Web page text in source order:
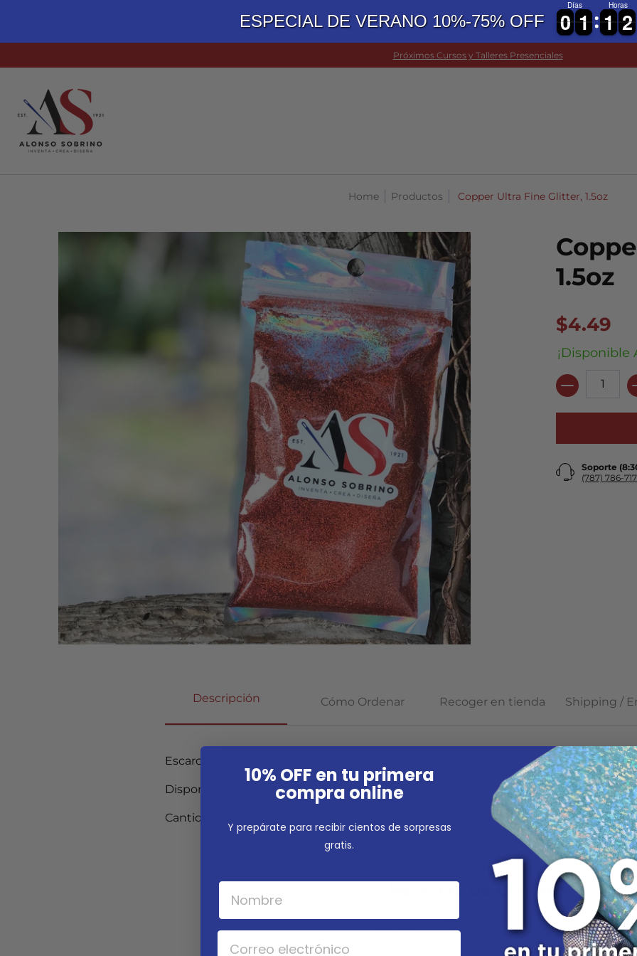
ESPECIAL DE VERANO 10%-75% OFF 0
0
0
0 1
1
1
1
Días
1
1
1
1 2
2
2
2
Horas
FINDINGS HERRAMIENTAS
Próximos Cursos y Talleres Presenciales
Home Productos Copper Ultra Fine Glitter, 1.5oz
1.5oz
$4.49
¡Disponible
Cantidad
Soporte
(787) 786-
Descripción Cómo Ordenar Recoger en tienda Shipping /
Escarcha ultra fina para tus hermosas creaciones con resina.
Disponible en más de 15 colores diferentes.
Cantidad: 1.5 onzas
Reseñas de Clientes
Sé el primero en escribir una reseña
10% OFF en tu primera
compra online
Y prepárate para recibir cientos de sorpresas
gratis.